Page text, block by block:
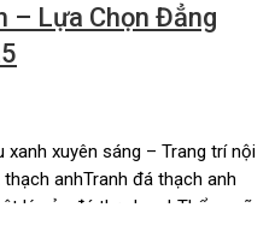
– Lựa Chọn Đẳng
xuyên sáng – Trang trí nội
anhTranh đá thạch anh
lý của đá thạch anhThẩm mỹ
anhLợi ích khi sử dụng tranh